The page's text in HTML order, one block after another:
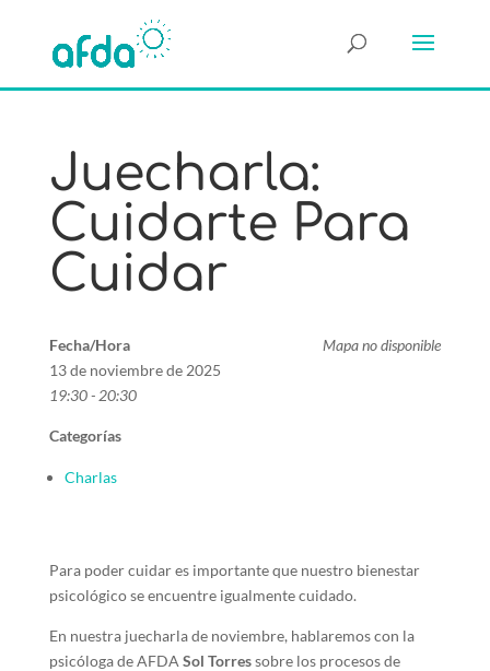
Juecharla:
Cuidarte Para
Cuidar
Mapa no disponible
Fecha/Hora
13 de noviembre de 2025
19:30 - 20:30
Categorías
Charlas
Para poder cuidar es importante que nuestro bienestar
psicológico se encuentre igualmente cuidado.
En nuestra juecharla de noviembre, hablaremos con la
psicóloga de AFDA Sol Torressobre los procesos de